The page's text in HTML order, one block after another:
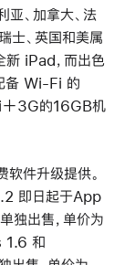
、加拿大、法
士、英国和美属
新 iPad，而出色
备 Wi-Fi 的
3G的16GB机
件升级提供。
即日起于App
出售，单价为
1.6 和